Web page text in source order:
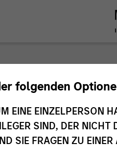
folgenden
EINE EINZELPERSON
SIND, DER
SIE FRAGEN ZU